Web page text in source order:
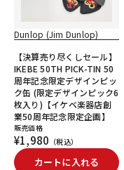
Dunlop (Jim Dunlop)
【決算売り尽くしセール】
IKEBE 50TH PICK-TIN 50
周年記念限定デザインピッ
ク缶 (限定デザインピック6
枚入り)【イケベ楽器店創
業50周年記念限定企画】
販売価格
¥1,980 （税込）
カートに入れる